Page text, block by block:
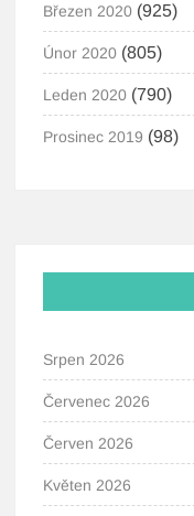
Březen 2020 (925)
Únor 2020 (805)
Leden 2020 (790)
Prosinec 2019 (98)
Srpen 2026
Červenec 2026
Červen 2026
Květen 2026